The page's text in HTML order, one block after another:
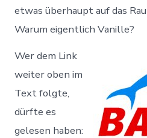
etwas überhaupt auf das
Warum eigentlich Vanille?
Wer dem Link
weiter oben im
Text folgte,
dürfte es
gelesen haben: